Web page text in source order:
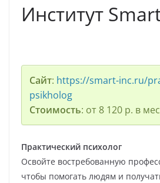
Институт
Сайт: https://smart-inc.ru/
psikholog
Стоимость: от 8 120 р. в
Практический психолог
Освойте востребованную
чтобы помогать людям и